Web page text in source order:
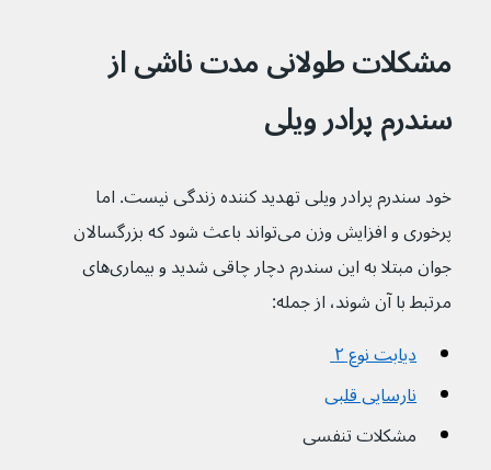
مشکلات طولانی مدت ناشی از
سندرم پرادر ویلی
خود سندرم پرادر ویلی تهدید کننده زندگی نیست. اما
پرخوری و افزایش وزن می‌تواند باعث شود که بزرگسالان
جوان مبتلا به این سندرم دچار چاقی شدید و بیماری‌های
مرتبط با آن شوند، از جمله:
دیابت نوع ۲
نارسایی قلبی
مشکلات تنفسی